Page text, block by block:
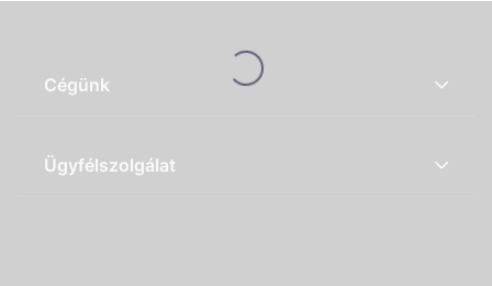
Loading...
Cégünk
Ügyfélszolgálat